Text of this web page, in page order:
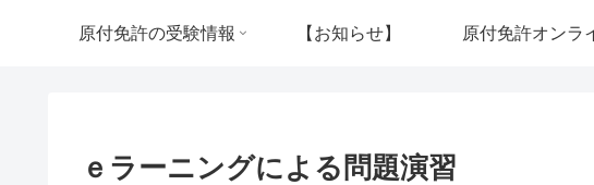
原付免許の受験情報 【お知らせ】 原付免許オンラ
ｅラーニングによる問題演習